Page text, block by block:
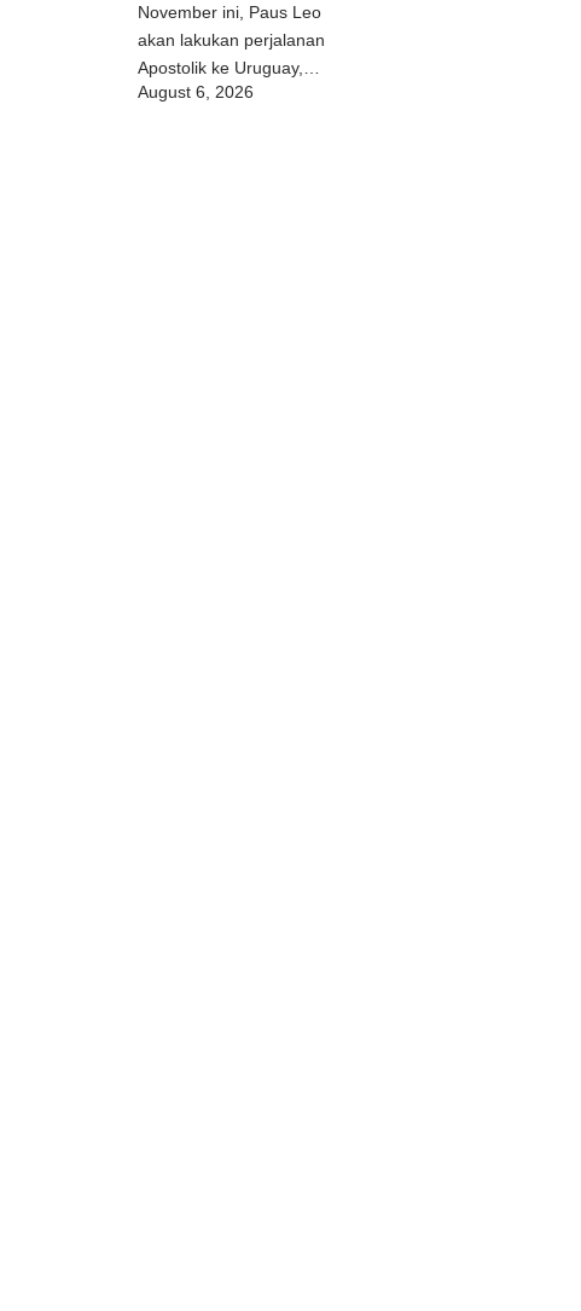
November ini, Paus Leo
akan lakukan perjalanan
Apostolik ke Uruguay,
Argentina, dan Peru
August 6, 2026